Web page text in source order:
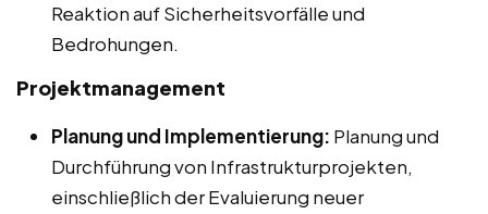
Reaktion auf Sicherheitsvorfälle und
Bedrohungen.
Projektmanagement
Planung und Implementierung: Planung und
Durchführung von Infrastrukturprojekten,
einschließlich der Evaluierung neuer